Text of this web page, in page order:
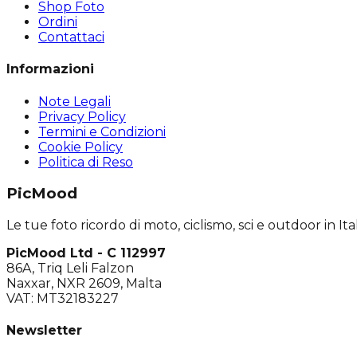
Shop Foto
Ordini
Contattaci
Informazioni
Note Legali
Privacy Policy
Termini e Condizioni
Cookie Policy
Politica di Reso
PicMood
Le tue foto ricordo di moto, ciclismo, sci e outdoor in
PicMood Ltd - C 112997
86A, Triq Leli Falzon
Naxxar, NXR 2609, Malta
VAT: MT32183227
Newsletter